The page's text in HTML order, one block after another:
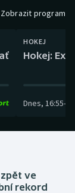
Zobrazit program
HOKEJ
Hokej:
Dnes, 16:55-
ve
rekord